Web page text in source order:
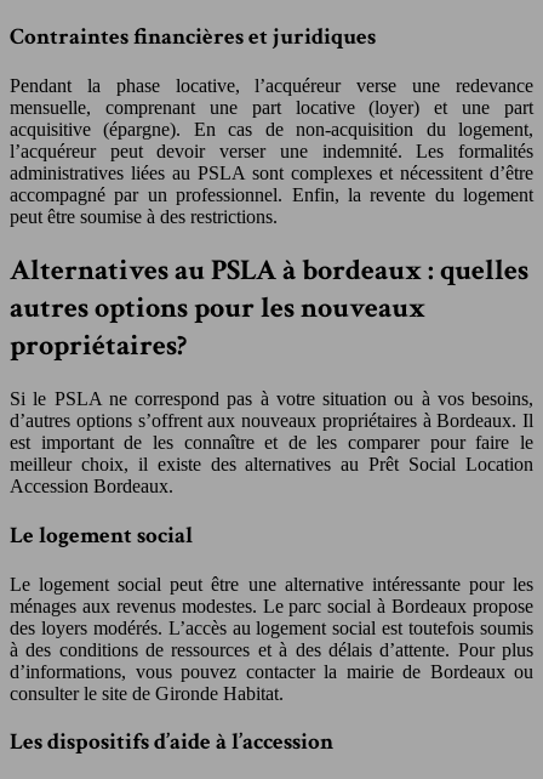
Contraintes financières et juridiques
Pendant la phase locative, l’acquéreur verse une redevance
mensuelle, comprenant une part locative (loyer) et une part
acquisitive (épargne). En cas de non-acquisition du logement,
l’acquéreur peut devoir verser une indemnité. Les formalités
administratives liées au PSLA sont complexes et nécessitent d’être
accompagné par un professionnel. Enfin, la revente du logement
peut être soumise à des restrictions.
Alternatives au PSLA à bordeaux : quelles
autres options pour les nouveaux
propriétaires?
Si le PSLA ne correspond pas à votre situation ou à vos besoins,
d’autres options s’offrent aux nouveaux propriétaires à Bordeaux. Il
est important de les connaître et de les comparer pour faire le
meilleur choix, il existe des alternatives au Prêt Social Location
Accession Bordeaux.
Le logement social
Le logement social peut être une alternative intéressante pour les
ménages aux revenus modestes. Le parc social à Bordeaux propose
des loyers modérés. L’accès au logement social est toutefois soumis
à des conditions de ressources et à des délais d’attente. Pour plus
d’informations, vous pouvez contacter la mairie de Bordeaux ou
consulter le site de Gironde Habitat.
Les dispositifs d’aide à l’accession